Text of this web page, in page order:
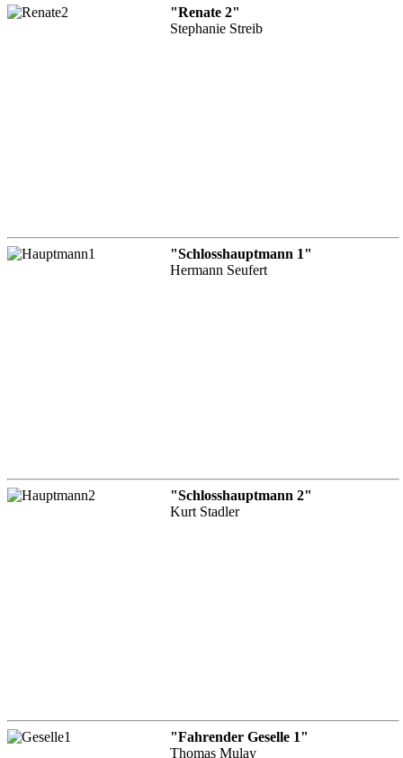
"Renate 2"
Stephanie Streib
"Schlosshauptmann 1"
Hermann Seufert
"Schlosshauptmann 2"
Kurt Stadler
"Fahrender Geselle 1"
Thomas Mulay